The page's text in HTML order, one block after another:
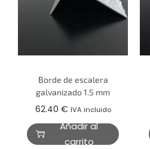
Borde de escalera
galvanizado 1.5 mm
62.40 € IVA incluido
Añadir al
carrito